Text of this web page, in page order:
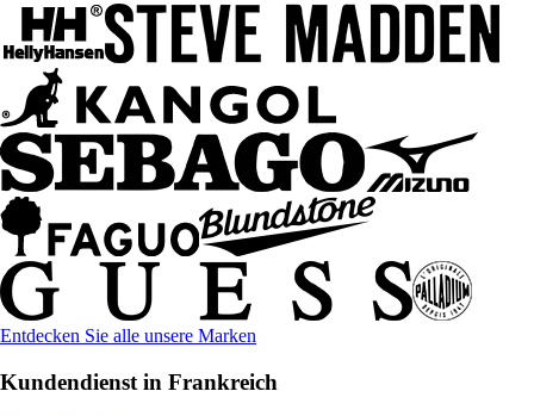
Entdecken Sie alle unsere Marken
Kundendienst in Frankreich